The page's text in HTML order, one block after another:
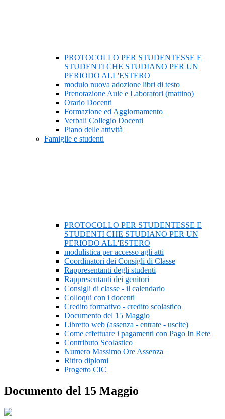
PROTOCOLLO PER STUDENTESSE E
STUDENTI CHE STUDIANO PER UN
PERIODO ALL'ESTERO
modulo nuova adozione libri di testo
Prenotazione Aule e Laboratori (mattino)
Orario Docenti
Formazione ed Aggiornamento
Verbali Collegio Docenti
Piano delle attività
Famiglie e studenti
PROTOCOLLO PER STUDENTESSE E
STUDENTI CHE STUDIANO PER UN
PERIODO ALL'ESTERO
modulistica per accesso agli atti
Coordinatori dei Consigli di Classe
Rappresentanti degli studenti
Rappresentanti dei genitori
Consigli di classe - il calendario
Colloqui con i docenti
Credito formativo - credito scolastico
Documento del 15 Maggio
Libretto web (assenza - entrate - uscite)
Come effettuare i pagamenti con Pago In Rete
Contributo Scolastico
Numero Massimo Ore Assenza
Ritiro diplomi
Progetto CIC
Documento del 15 Maggio